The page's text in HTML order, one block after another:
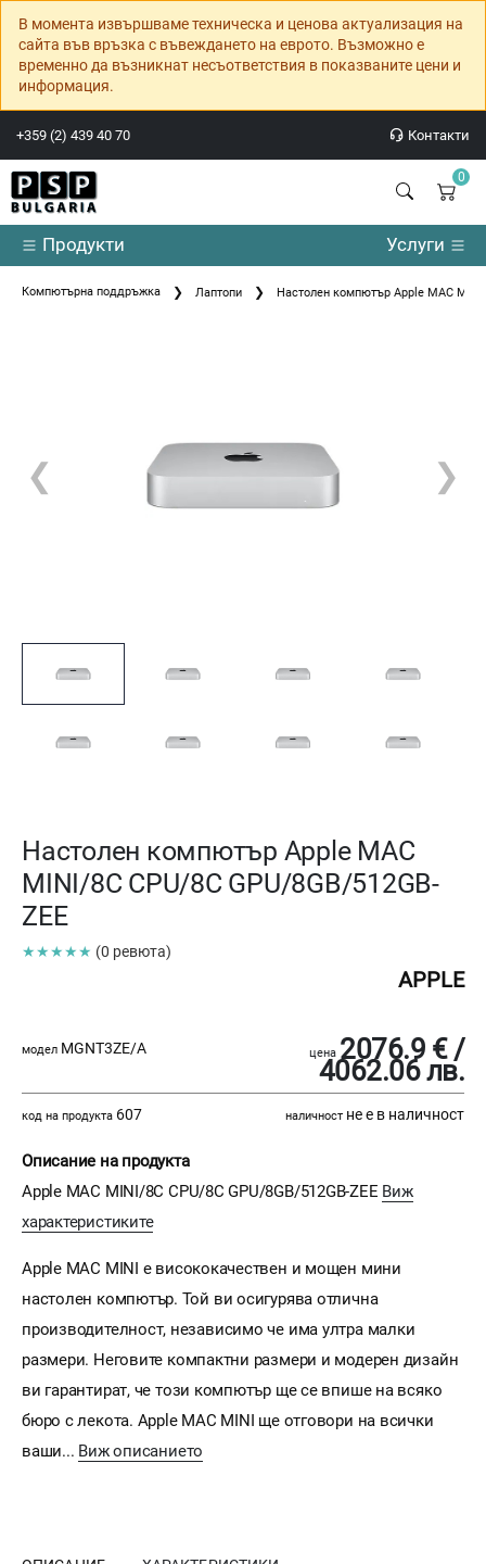
В момента извършваме техническа и ценова актуализация на
сайта във връзка с въвеждането на еврото. Възможно е
временно да възникнат несъответствия в показваните цени и
информация.
+359 (2) 439 40 70 Контакти
0
Продукти Услуги
Компютърна поддръжка Лаптопи Настолен компютър Apple MAC
❮ ❯
Настолен компютър Apple MAC
MINI/8C CPU/8C GPU/8GB/512GB-
ZEE
★★★★★ (0 ревюта)
APPLE
модел MGNT3ZE/A цена 2076.9 € /
4062.06 лв.
код на продукта 607 наличност не е в наличност
Описание на продукта
Apple MAC MINI/8C CPU/8C GPU/8GB/512GB-ZEE Виж
характеристиките
Apple MAC MINI е висококачествен и мощен мини
настолен компютър. Той ви осигурява отлична
производителност, независимо че има ултра малки
размери. Неговите компактни размери и модерен дизайн
ви гарантират, че този компютър ще се впише на всяко
бюро с лекота. Apple MAC MINI ще отговори на всички
ваши... Виж описанието